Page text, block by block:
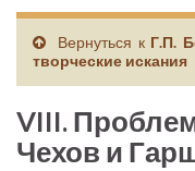
Вернуться к Г.П.
творческие искания
VIII.
Чехов и